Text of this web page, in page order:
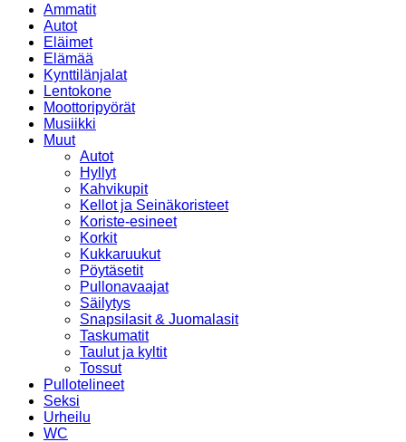
Ammatit
Autot
Eläimet
Elämää
Kynttilänjalat
Lentokone
Moottoripyörät
Musiikki
Muut
Autot
Hyllyt
Kahvikupit
Kellot ja Seinäkoristeet
Koriste-esineet
Korkit
Kukkaruukut
Pöytäsetit
Pullonavaajat
Säilytys
Snapsilasit & Juomalasit
Taskumatit
Taulut ja kyltit
Tossut
Pullotelineet
Seksi
Urheilu
WC